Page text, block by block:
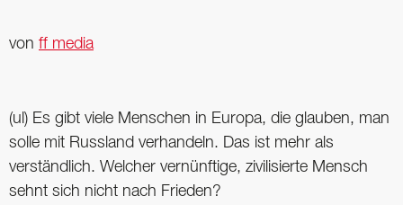
von ff media
(ul) Es gibt viele Menschen in Europa, die glauben, man
solle mit Russland verhandeln. Das ist mehr als
verständlich. Welcher vernünftige, zivilisierte Mensch
sehnt sich nicht nach Frieden?